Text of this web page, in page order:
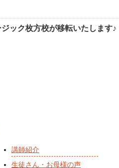
ック枚方校が移転いたします♪
講師紹介
生徒さん・お母様の声